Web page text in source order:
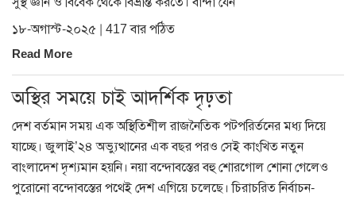
১৮-অগাস্ট-২০২৫ | 417 বার পঠিত
Read More
অস্থির সময়ে চাই আদর্শিক দৃঢ়তা
দেশ বর্তমান সময় এক অস্থিতিশীল রাজনৈতিক পটপরির্তনের মধ্য দিয়ে
যাচ্ছে। জুলাই’২৪ অভ্যুত্থানের এক বছর পরও সেই কাংখিত নতুন
বাংলাদেশ দৃশ্যমান হয়নি। নয়া বন্দোবস্তের বহু শোরগোল শোনা গেলেও
পুরোনো বন্দোবস্তের পথেই দেশ এগিয়ে চলেছে। চিরাচরিত নির্বাচন-